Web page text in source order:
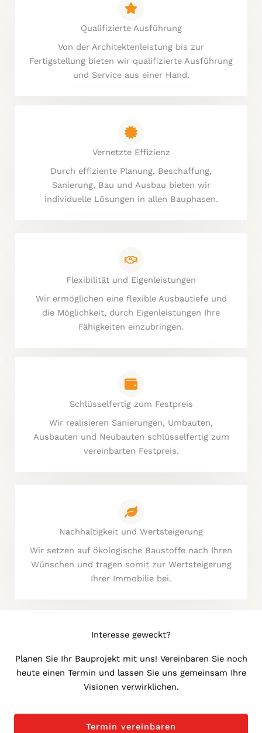
Qualifizierte Ausführung
Von der Architektenleistung bis zur
Fertigstellung bieten wir qualifizierte Ausführung
und Service aus einer Hand.
Vernetzte Effizienz
Durch effiziente Planung, Beschaffung,
Sanierung, Bau und Ausbau bieten wir
individuelle Lösungen in allen Bauphasen.
Flexibilität und Eigenleistungen
Wir ermöglichen eine flexible Ausbautiefe und
die Möglichkeit, durch Eigenleistungen Ihre
Fähigkeiten einzubringen.
Schlüsselfertig zum Festpreis
Wir realisieren Sanierungen, Umbauten,
Ausbauten und Neubauten schlüsselfertig zum
vereinbarten Festpreis.
Nachhaltigkeit und Wertsteigerung
Wir setzen auf ökologische Baustoffe nach Ihren
Wünschen und tragen somit zur Wertsteigerung
Ihrer Immobilie bei.
Interesse geweckt?
Planen Sie Ihr Bauprojekt mit uns! Vereinbaren Sie noch
heute einen Termin und lassen Sie uns gemeinsam Ihre
Visionen verwirklichen.
Termin vereinbaren